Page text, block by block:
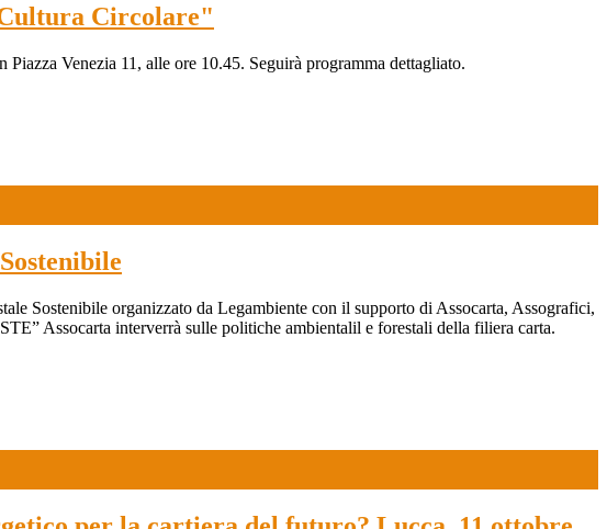
Cultura Circolare"
Venezia 11, alle ore 10.45. Seguirà programma dettagliato.
Sostenibile organizzato da Legambiente con il supporto di Assocarta, Assografici,
Assocarta interverrà sulle politiche ambientalil e forestali della filiera carta.